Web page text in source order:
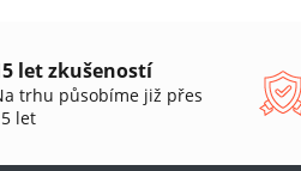
let zkušeností
trhu působíme již přes
let